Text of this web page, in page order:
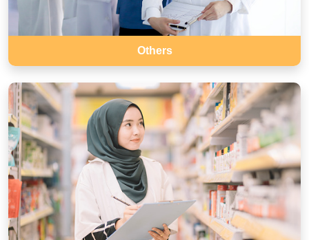
Others